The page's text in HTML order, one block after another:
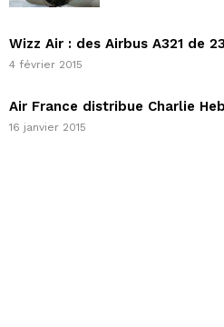
Wizz Air : des Airbus A321 de
4 février 2015
Air France distribue Charlie
16 janvier 2015